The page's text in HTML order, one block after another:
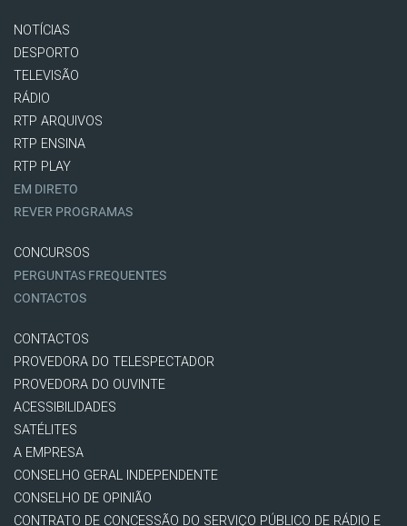
NOTÍCIAS
DESPORTO
TELEVISÃO
RÁDIO
RTP ARQUIVOS
RTP ENSINA
RTP PLAY
EM DIRETO
REVER PROGRAMAS
CONCURSOS
PERGUNTAS FREQUENTES
CONTACTOS
CONTACTOS
PROVEDORA DO TELESPECTADOR
PROVEDORA DO OUVINTE
ACESSIBILIDADES
SATÉLITES
A EMPRESA
CONSELHO GERAL INDEPENDENTE
CONSELHO DE OPINIÃO
CONTRATO DE CONCESSÃO DO SERVIÇO PÚBLICO DE RÁDIO E